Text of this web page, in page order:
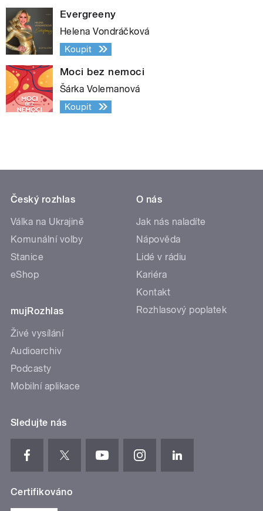
Evergreeny
Helena Vondráčková
Koupit
Moci bez nemoci
Šárka Volemanová
Koupit
Český rozhlas
Válka na Ukrajině
Komunální volby
Stanice
eShop
mujRozhlas
Živé vysílání
Audioarchiv
Podcasty
Mobilní aplikace
O nás
Jak nás naladíte
Nápověda
Lidé v rádiu
Kariéra
Kontakt
Rozhlasový poplatek
Sledujte nás
Certifikováno